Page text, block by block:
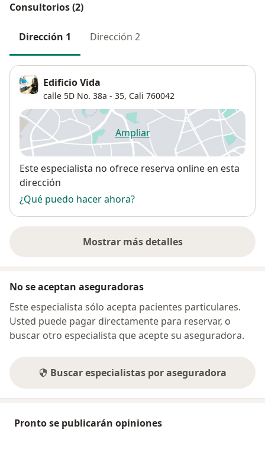
Consultorios (2)
Dirección 1 Dirección 2
Edificio Vida
calle 5D No. 38a - 35, Cali 760042
Ampliarse abre en una nueva
Disponibilidad
Este especialista no ofrece reserva online en esta
dirección
¿Qué puedo hacer ahora?
Mostrar más detalles
sobre la dirección
No se aceptan aseguradoras
Este especialista sólo acepta pacientes particulares.
Usted puede pagar directamente para reservar, o
buscar otro especialista que acepte su aseguradora.
Buscar especialistas por aseguradora
Pronto se publicarán opiniones